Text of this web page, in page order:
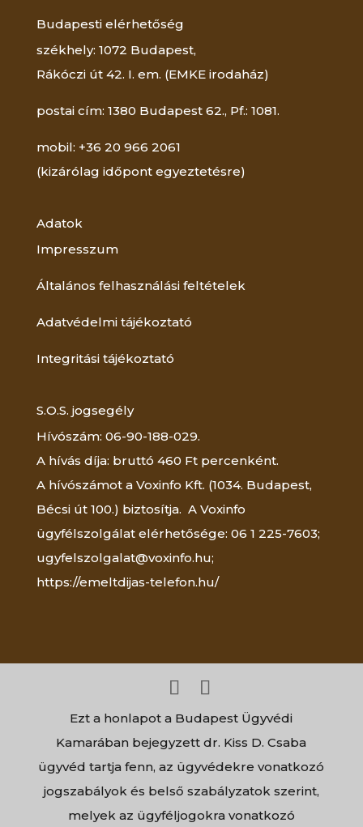
Budapesti elérhetőség
székhely: 1072 Budapest,
Rákóczi út 42. I. em. (EMKE irodaház)
postai cím: 1380 Budapest 62., Pf.: 1081.
mobil: +36 20 966 2061
(kizárólag időpont egyeztetésre)
Adatok
Impresszum
Általános felhasználási feltételek
Adatvédelmi tájékoztató
Integritási tájékoztató
S.O.S. jogsegély
Hívószám: 06-90-188-029.
A hívás díja: bruttó 460 Ft percenként.
A hívószámot a Voxinfo Kft. (1034. Budapest,
Bécsi út 100.) biztosítja. A Voxinfo
ügyfélszolgálat elérhetősége: 06 1 225-7603;
ugyfelszolgalat@voxinfo.hu;
https://emeltdijas-telefon.hu/
Ezt a honlapot a Budapest Ügyvédi
Kamarában bejegyzett dr. Kiss D. Csaba
ügyvéd tartja fenn, az ügyvédekre vonatkozó
jogszabályok és belső szabályzatok szerint,
melyek az ügyféljogokra vonatkozó